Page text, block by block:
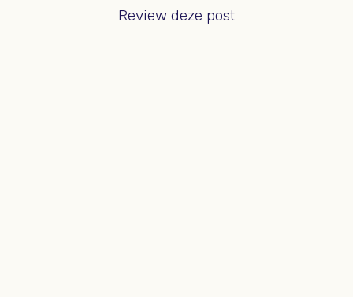
Review deze post